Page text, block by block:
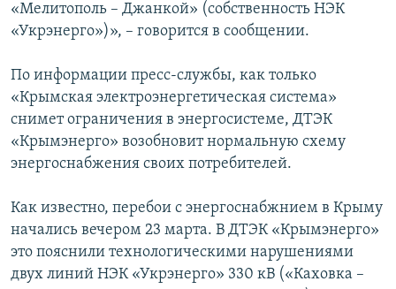
«Мелитополь – Джанкой» (собственность НЭК
«Укрэнерго»)», – говорится в сообщении.
По информации пресс-службы, как только
«Крымская электроэнергетическая система»
снимет ограничения в энергосистеме, ДТЭК
«Крымэнерго» возобновит нормальную схему
энергоснабжения своих потребителей.
Как известно, перебои с энергоснабжнием в Крыму
начались вечером 23 марта. В ДТЭК «Крымэнерго»
это пояснили технологическими нарушениями
двух линий НЭК «Укрэнерго» 330 кВ («Каховка –